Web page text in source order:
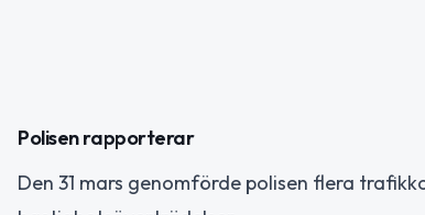
Polisen rapporterar
Den 31 mars genomförde polisen flera